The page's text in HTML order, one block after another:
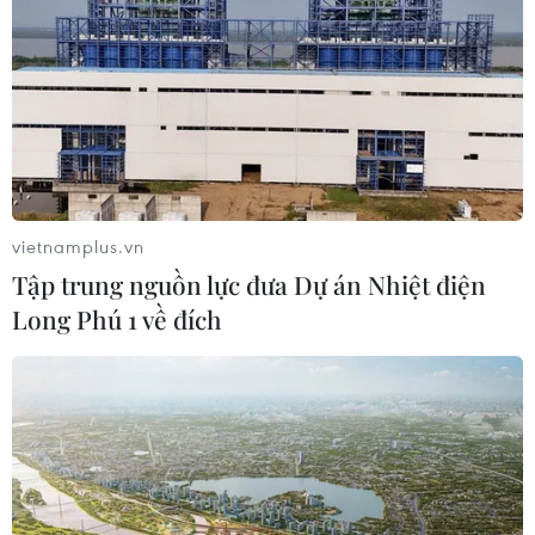
2/2026
04/08/2026 07:04
Kinh tế Việt Nam 7
tháng năm 2026 có nhiều tín hiệu
tích cực
7 tháng năm 2026:
Tổng kim ngạch xuất, nhập khẩu
04/08/2026 04:15
APEC 2027: Chi tiết
tuyến tàu điện nhẹ LRT đầu tiên tại
vietnamplus.vn
Tập trung nguồn lực đưa Dự án Nhiệt điện
Long Phú 1 về đích